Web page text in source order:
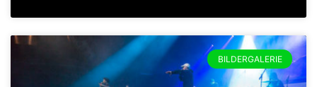
BILDERGALERIE